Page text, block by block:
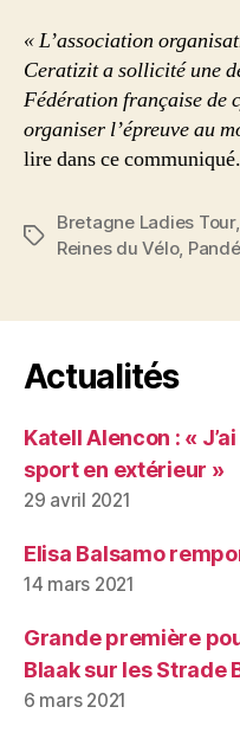
« L’association
Ceratizit a sollicité une
Fédération française de
organiser l’épreuve au
lire dans ce
Étiquettes
Bretagne Ladies Tour,
Reines du Vélo,
Actualités
Katell Alencon : «
sport en extérieur »
29 avril 2021
Elisa Balsamo
14 mars 2021
Grande première
Blaak sur les Strade
6 mars 2021